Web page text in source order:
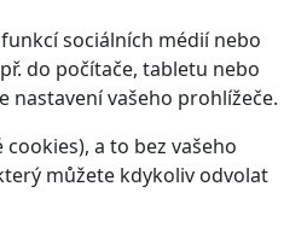
sociálních médií nebo
do počítače, tabletu nebo
nastavení vašeho prohlížeče.
a to bez vašeho
můžete kdykoliv odvolat